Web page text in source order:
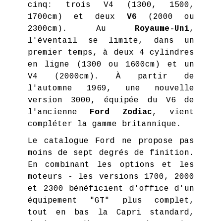
cinq: trois V4 (1300, 1500,
1700cm) et deux V6 (2000 ou
2300cm). Au Royaume-Uni,
l'éventail se limite, dans un
premier temps, à deux 4 cylindres
en ligne (1300 ou 1600cm) et un
V4 (2000cm). À partir de
l'automne 1969, une nouvelle
version 3000, équipée du V6 de
l'ancienne Ford Zodiac, vient
compléter la gamme britannique.
Le catalogue Ford ne propose pas
moins de sept degrés de finition.
En combinant les options et les
moteurs - les versions 1700, 2000
et 2300 bénéficient d'office d'un
équipement "GT" plus complet,
tout en bas la Capri standard,